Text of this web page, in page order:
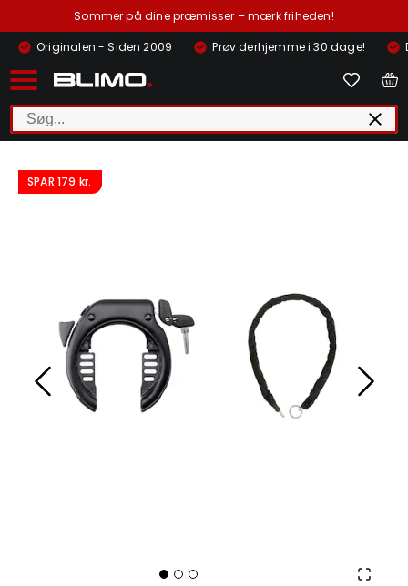
Sommer på dine præmisser – mærk friheden!
Originalen - Siden 2009
Prøv derhjemme i 30 dage!
SPAR 179 kr.